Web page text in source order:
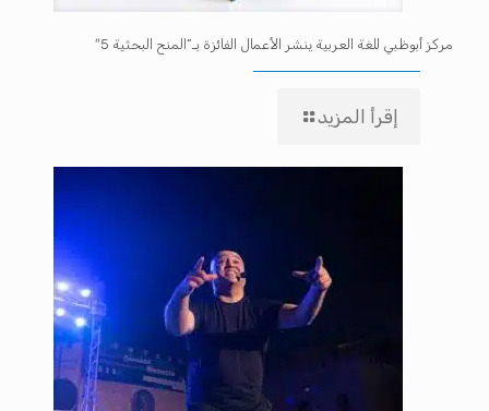
مركز أبوظبي للغة العربية ينشر الأعمال الفائزة بـ”المنح البحثية 5″
إقرأ المزيد